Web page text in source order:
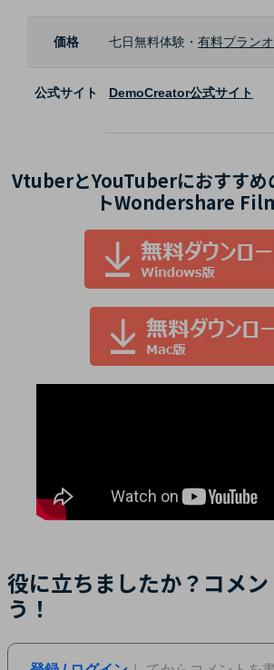
価格 七日無料体験・ 有料プラン
公式サイト DemoCreator公式サイト
VtuberとYouTuberにおすすめ
トWondershare
役に立ちましたか？コメン
う！